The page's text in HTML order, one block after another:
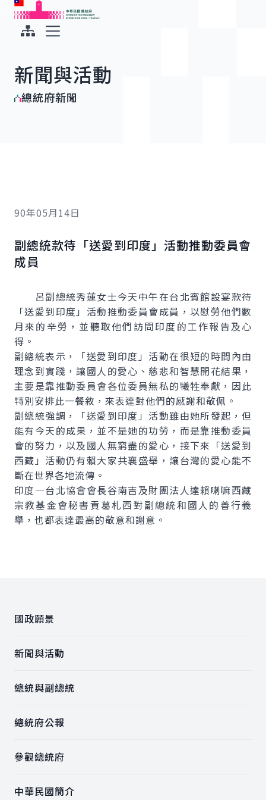
跳到主要內容
中華民國總統府
新聞與活動
總統府新聞
90年05月14日
副總統款待「送愛到印度」活動推動委員會
成員
呂副總統秀蓮女士今天中午在台北賓館設宴款待
「送愛到印度」活動推動委員會成員，以慰勞他們數
月來的辛勞，並聽取他們訪問印度的工作報告及心
得。
副總統表示，「送愛到印度」活動在很短的時間內由
理念到實踐，讓國人的愛心、慈悲和智慧開花結果，
主要是靠推動委員會各位委員無私的犧牲奉獻，因此
特別安排此一餐敘，來表達對他們的感謝和敬佩。
副總統強調，「送愛到印度」活動雖由她所發起，但
能有今天的成果，並不是她的功勞，而是靠推動委員
會的努力，以及國人無窮盡的愛心，接下來「送愛到
西藏」活動仍有賴大家共襄盛舉，讓台灣的愛心能不
斷在世界各地流傳。
印度—台北協會會長谷南吉及財團法人達賴喇嘛西藏
宗教基金會秘書貢葛札西對副總統和國人的善行義
舉，也都表達最高的敬意和謝意。
國政願景
新聞與活動
總統與副總統
總統府公報
參觀總統府
中華民國簡介